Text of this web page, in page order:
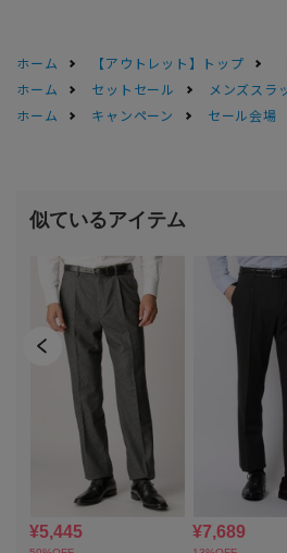
ホーム 【アウトレット】トップ
ホーム
セットセール メンズスラ
ホーム
キャンペーン セール会場